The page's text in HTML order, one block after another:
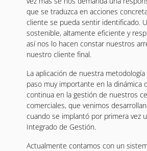
que se traduzca en acciones
cliente se pueda sentir identificado.
sostenible, altamente eficiente y
así nos lo hacen constar nuestros
nuestro cliente final.
La aplicación de nuestra
paso muy importante en la dinámica
continua en la gestión de nuestros
comerciales, que venimos
cuando se implantó por primera vez
Integrado de Gestión.
Actualmente contamos con un